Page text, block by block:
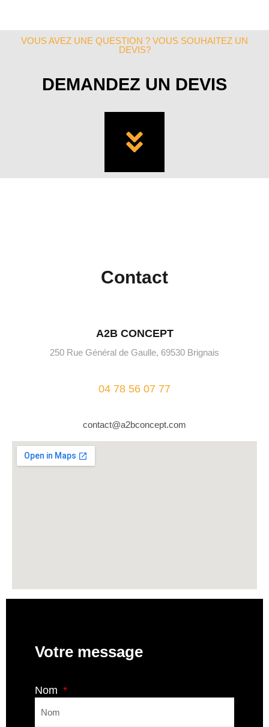
VOUS AVEZ UNE QUESTION ? VOUS SOUHAITEZ UN
DEVIS?
DEMANDEZ UN DEVIS
Contact
A2B CONCEPT
250 Rue Général de Gaulle, 69530 Brignais
04 78 56 07 77
contact@a2bconcept.com
Votre message
Nom